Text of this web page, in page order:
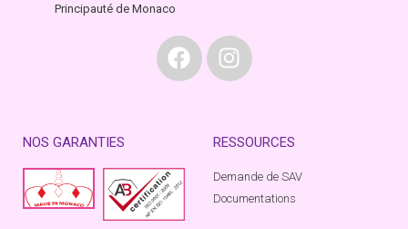
Principauté de Monaco
NOS GARANTIES RESSOURCES
Demande de SAV
Documentations